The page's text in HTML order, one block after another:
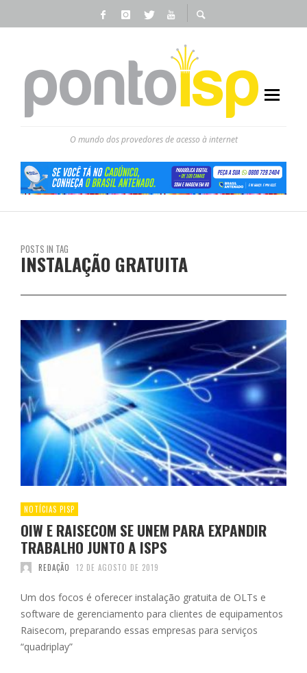
O mundo dos provedores de acesso à internet
POSTS IN TAG
INSTALAÇÃO GRATUITA
NOTÍCIAS PISP
OIW E RAISECOM SE UNEM PARA EXPANDIR
TRABALHO JUNTO A ISPS
REDAÇÃO 12 DE AGOSTO DE 2019
Um dos focos é oferecer instalação gratuita de OLTs e
software de gerenciamento para clientes de equipamentos
Raisecom, preparando essas empresas para serviços
“quadriplay”